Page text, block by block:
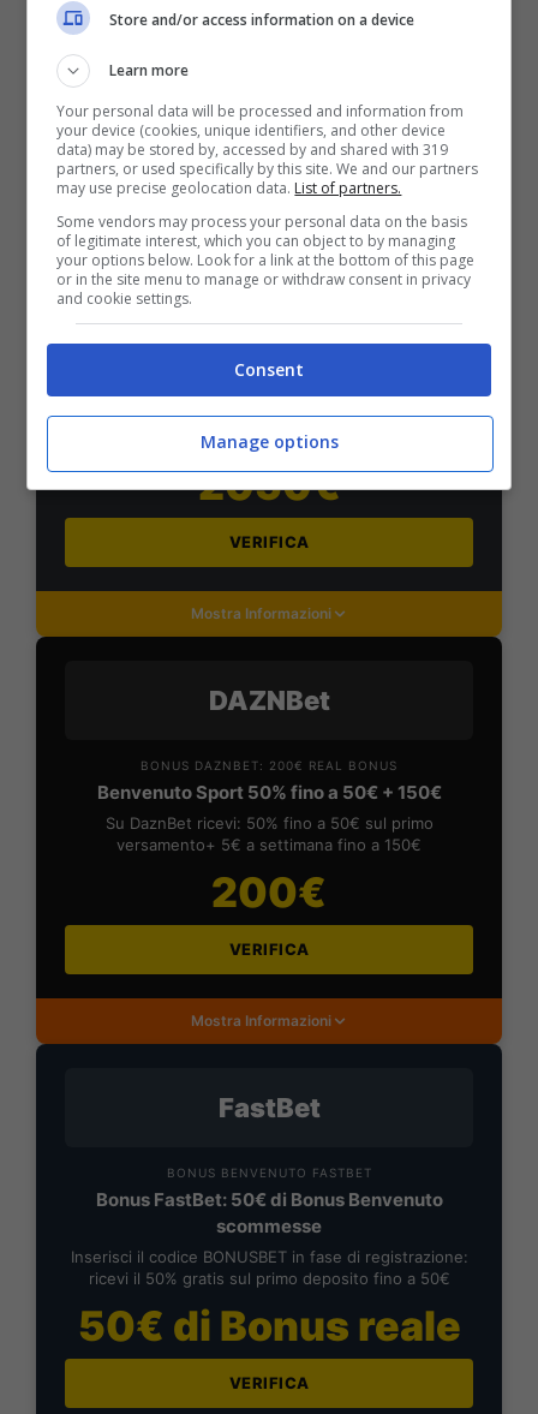
50% sul deposito fino a 50€
VERIFICA
Mostra Informazioni
PlanetWin365
Planetwin365: 2050€ per sport e scommesse
Iscrivendoti a PlanetWin365 ricevi: 100% fino a 2000€
in Bonus Scommesse + 100% fino a 50€ in Bonus
Sport
2050€
VERIFICA
Mostra Informazioni
DAZNBet
BONUS DAZNBET: 200€ REAL BONUS
Benvenuto Sport 50% fino a 50€ + 150€
Su DaznBet ricevi: 50% fino a 50€ sul primo
versamento+ 5€ a settimana fino a 150€
200€
VERIFICA
Mostra Informazioni
FastBet
BONUS BENVENUTO FASTBET
Bonus FastBet: 50€ di Bonus Benvenuto
scommesse
Inserisci il codice BONUSBET in fase di registrazione:
ricevi il 50% gratis sul primo deposito fino a 50€
50€ di Bonus reale
VERIFICA
Store and/or access information on a device
Learn more
Your personal data will be processed and information from
your device (cookies, unique identifiers, and other device
data) may be stored by, accessed by and shared with 319
partners, or used specifically by this site. We and our partners
may use precise geolocation data. List of partners.
Some vendors may process your personal data on the basis
of legitimate interest, which you can object to by managing
your options below. Look for a link at the bottom of this page
or in the site menu to manage or withdraw consent in privacy
and cookie settings.
Consent
Manage options